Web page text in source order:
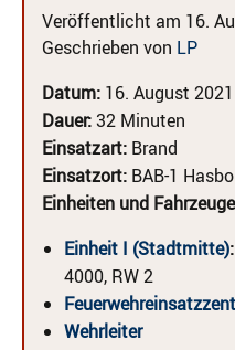
Veröffentlicht am 16.
Geschrieben von LP
Datum: 16. August
Dauer:32 Minuten
Einsatzart: Brand
Einsatzort: BAB-1
Einheiten und
Einheit I (Stadtmitte):
4000, RW 2
Wehrleiter